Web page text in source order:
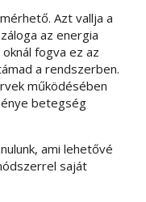
Azt vallja a
az energia
fogva ez az
a rendszerben.
működésében
betegség
ami lehetővé
saját